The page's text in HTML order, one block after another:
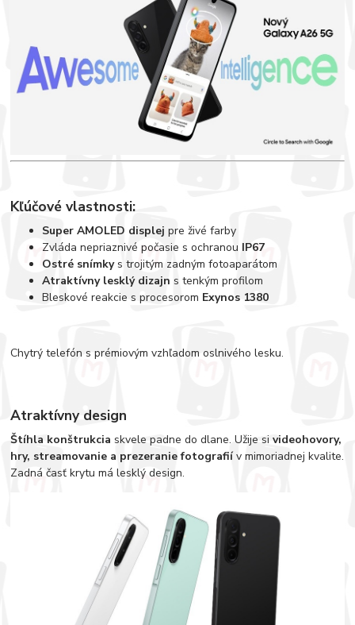
Kľúčové vlastnosti:
Super AMOLED displej pre živé farby
Zvláda nepriaznivé počasie s ochranou IP67
Ostré snímkys trojitým zadným fotoaparátom
Atraktívny lesklý dizajn s tenkým profilom
Bleskové reakcie s procesorom Exynos 1380
Chytrý telefón s prémiovým vzhľadom oslnivého lesku.
Atraktívny design
Štíhla konštrukcia skvele padne do dlane. Užije sivideohovory,
hry, streamovanie a prezeranie fotografiív mimoriadnej kvalite.
Zadná časť krytu má lesklý design.